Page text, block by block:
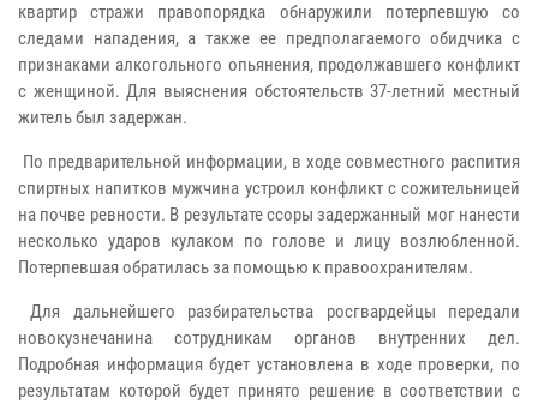
квартир стражи правопорядка обнаружили потерпевшую со
следами нападения, а также ее предполагаемого обидчика с
признаками алкогольного опьянения, продолжавшего конфликт
с женщиной. Для выяснения обстоятельств 37-летний местный
житель был задержан.
По предварительной информации, в ходе совместного распития
спиртных напитков мужчина устроил конфликт с сожительницей
на почве ревности. В результате ссоры задержанный мог нанести
несколько ударов кулаком по голове и лицу возлюбленной.
Потерпевшая обратилась за помощью к правоохранителям.
Для дальнейшего разбирательства росгвардейцы передали
новокузнечанина сотрудникам органов внутренних дел.
Подробная информация будет установлена в ходе проверки, по
результатам которой будет принято решение в соответствии с